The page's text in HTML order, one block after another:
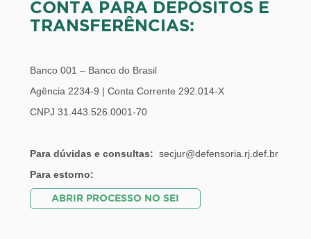
CONTA PARA DEPÓSITOS E
TRANSFERÊNCIAS:
Banco 001 – Banco do Brasil
Agência 2234-9 | Conta Corrente 292.014-X
CNPJ 31.443.526.0001-70
Para dúvidas e consultas: secjur@defensoria.rj.def.br
Para estorno:
ABRIR PROCESSO NO SEI